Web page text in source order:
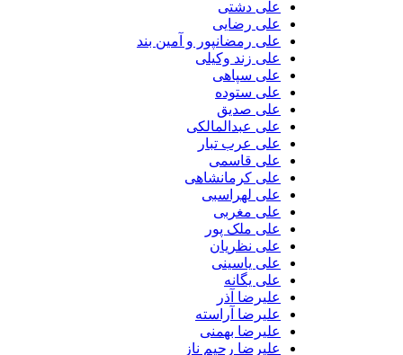
علی دشتی
علی رضایی
علی رمضانپور و آمین بند
علی زند وکیلی
علی سپاهی
علی ستوده
علی صدیق
علی عبدالمالکی
علی عرب تبار
علی قاسمی
علی کرمانشاهی
علی لهراسبی
علی مغربی
علی ملک پور
علی نظریان
علی یاسینی
علی یگانه
علیرضا آذر
علیرضا آراسته
علیرضا بهمنی
علیرضا رحیم ناز